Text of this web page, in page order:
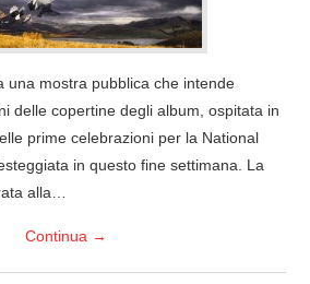
una mostra pubblica che intende
delle copertine degli album, ospitata in
prime celebrazioni per la National
in questo fine settimana. La
alla…
Continua →